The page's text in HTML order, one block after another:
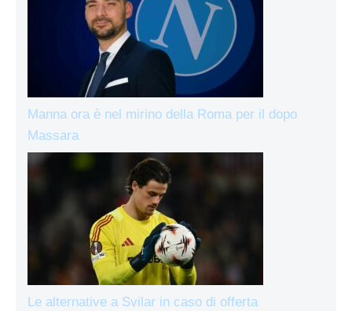
Manna ora è nel mirino della Roma per il dopo
Massara
Le alternative a Svilar in caso di offerta